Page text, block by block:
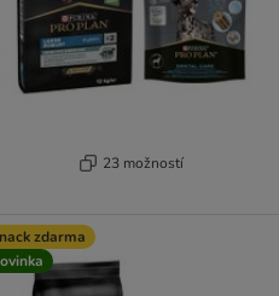
23 možností
zdarma